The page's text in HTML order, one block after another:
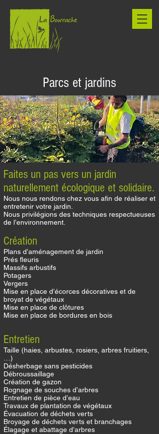
Parcs et jardins
Faites un pas vers un jardin
naturellement écologique et solidaire.
Nous nous rendons chez vous afin de réaliser et
entretenir votre jardin.
Nous privilégions des techniques respectueuses
de l’environnement.
Création
Plans d’aménagement de jardin
Prés fleuris
Massifs arbustifs
Potagers
Vergers
Mise en place d’écorces décoratives et de
broyat de végétaux
Mise en place de clôtures
Mise en place de bordures en bois
Entretien
Taille (haies, arbustes, rosiers, arbres fruitiers,
…)
Désherbage sans pesticides
Débroussaillage
Création de gazon
Rognage de souches d’arbres
Entretien de pièce d’eau
Travaux de plantation de végétaux
Évacuation de déchets verts
Broyage de déchets verts et branchages
Élagage et abattage d’arbres